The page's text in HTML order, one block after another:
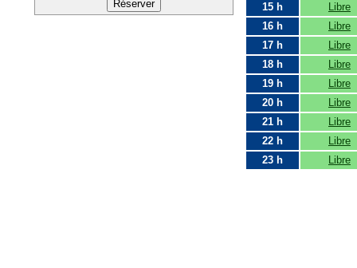
15 h
Libre
16 h
Libre
17 h
Libre
18 h
Libre
19 h
Libre
20 h
Libre
21 h
Libre
22 h
Libre
23 h
Libre